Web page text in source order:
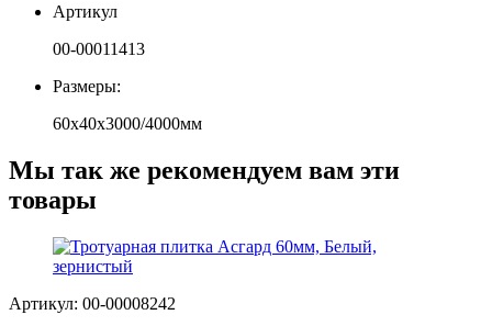
Артикул
00-00011413
Размеры:
60х40х3000/4000мм
Мы так же рекомендуем вам эти
товары
Артикул: 00-00008242